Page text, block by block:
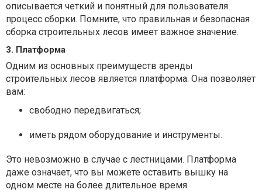
описывается четкий и понятный для пользователя
процесс сборки. Помните, что правильная и безопасная
сборка строительных лесов имеет важное значение.
3. Платформа
Одним из основных преимуществ аренды
строительных лесов является платформа. Она позволяет
вам:
свободно передвигаться;
иметь рядом оборудование и инструменты.
Это невозможно в случае с лестницами. Платформа
даже означает, что вы можете оставить вышку на
одном месте на более длительное время.